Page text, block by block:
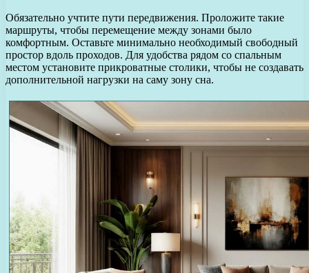
Обязательно учтите пути передвижения. Проложите такие
маршруты, чтобы перемещение между зонами было
комфортным. Оставьте минимально необходимый свободный
простор вдоль проходов. Для удобства рядом со спальным
местом установите прикроватные столики, чтобы не создавать
дополнительной нагрузки на саму зону сна.